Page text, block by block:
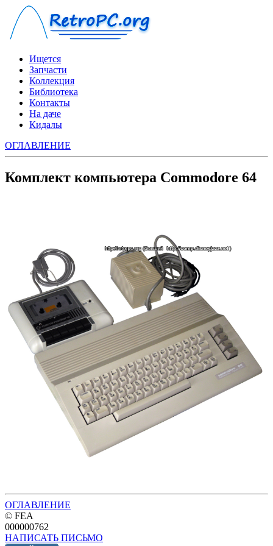
Ищется
Запчасти
Коллекция
Библиотека
Контакты
На даче
Кидалы
ОГЛАВЛЕНИЕ
Комплект компьютера Сommodore 64
ОГЛАВЛЕНИЕ
© FEA
000000762
НАПИСАТЬ ПИСЬМО